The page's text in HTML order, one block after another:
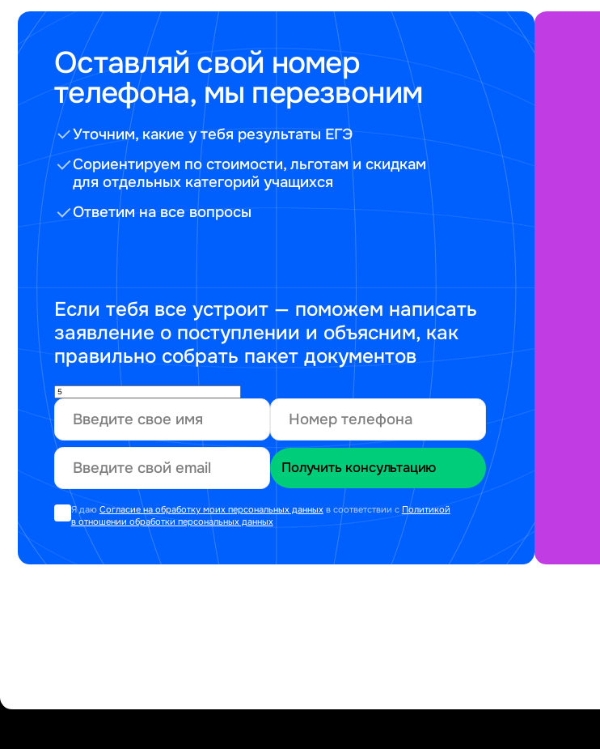
Оставляй свой номер
телефона, мы перезвоним
Уточним, какие у тебя результаты ЕГЭ
Сориентируем по стоимости, льготам и скидкам
для отдельных категорий учащихся
Ответим на все вопросы
Если тебя все устроит — поможем написать
заявление о поступлении и объясним, как
правильно собрать пакет документов
Я даю Согласие на обработку моих персональных данныхв соответствии с Политикой
в отношении обработки персональных данных